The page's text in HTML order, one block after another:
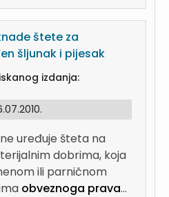
štete za
šljunak i pijesak
izdanja:
uređuje šteta na
dobrima, koja
ili parničnom
obveznoga prava...